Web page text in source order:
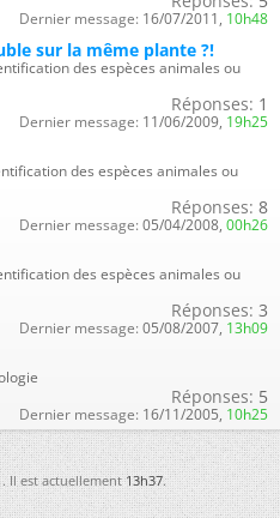
Dernier message: 16/07/2011, 10h48
sur la même plante ?!
des espèces animales ou
Réponses: 1
Dernier message: 11/06/2009, 19h25
des espèces animales ou
Réponses: 8
Dernier message: 05/04/2008, 00h26
des espèces animales ou
Réponses: 3
Dernier message: 05/08/2007, 13h09
Réponses: 5
Dernier message: 16/11/2005, 10h25
Il est actuellement13h37.